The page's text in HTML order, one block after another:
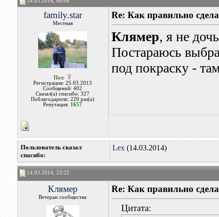
family.star
Местная
Пол:
Регистрация: 25.03.2013
Сообщений: 402
Сказал(а) спасибо: 327
Поблагодарили: 220 раз(а)
Репутация: 1657
Re: Как правильно
Клямер, я не
Постараюсь
под покраску -
Пользователь сказал
cпасибо:
Lex(14.03.2014)
14.03.2014, 23:22
Клямер
Ветеран сообщества
Re: Как правильно
Цитата: